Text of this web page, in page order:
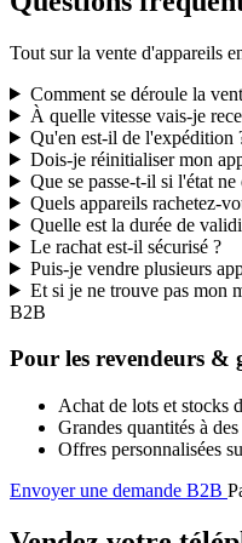
Tout sur la vente d'appareils
Comment se déroule la
À quelle vitesse vais-je
Qu'en est-il de l'expédition
Dois-je réinitialiser mon
Que se passe-t-il si l'état ne
Quels appareils rachetez-
Quelle est la durée de
Le rachat est-il sécurisé ?
Puis-je vendre plusieurs
Et si je ne trouve pas mon
B2B
Pour les revendeurs &
Achat de lots et stocks
Grandes quantités à
Offres personnalisées
Envoyer une demande B2B